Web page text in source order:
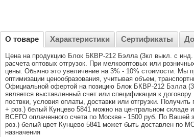
О товаре Характеристики Сертификаты
Цена на продукцию Блок БКВР-212 Бэлла (3кл выкл. с инд.
расчета оптовых отгрузок. При мелкооптовых или
цены. Обычно это увеличение на 3% - 10% стоимости. Мы
оптимизации ценообразования, учитывая объем,
Официальной офертой на позицию Блок БКВР-212 Бэлла
является выставленный счет или спецификация к
поствки, условия оплаты, доставки или отгрузки.
+ роз.) белый Кунцево 5841 можно на центральном складе
ВСЕГО оплаченного счета по Москве - 1500 руб. По
роз.) белый цвет Кунцево 5841 может быть доставлен по
назначения